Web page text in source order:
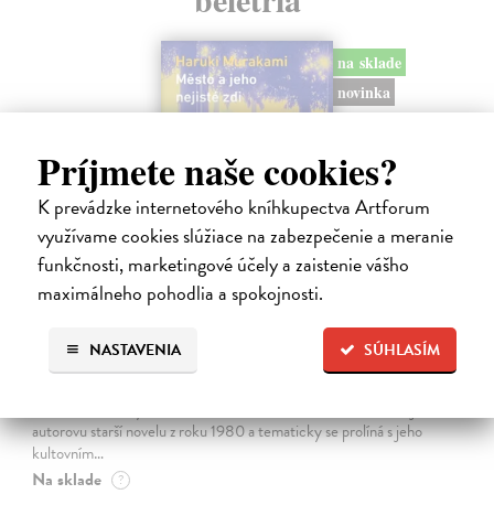
Príjmete naše cookies?
K prevádzke internetového kníhkupectva Artforum
využívame cookies slúžiace na zabezpečenie a meranie
funkčnosti, marketingové účely a zaistenie vášho
maximálneho pohodlia a spokojnosti.
SÚHLASÍM
NASTAVENIA
na sklade
novinka
Město a jeho nejisté zdi
autorovu starší novelu z roku 1980 a tematicky se prolíná s jeho
kultovním…
Na sklade ?